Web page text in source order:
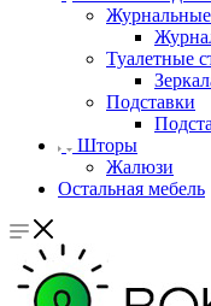
Туалетные
Подставки
Шторы
Жалюзи
Остальная мебель